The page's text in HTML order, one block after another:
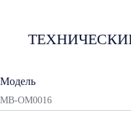
Модель
MB-OM0016